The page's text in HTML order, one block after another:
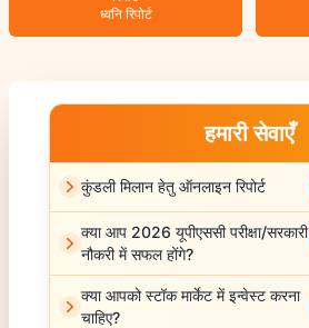
ध्वनि रिपोर्ट
हमारी सेवाएँ
कुंडली मिलान हेतु ऑनलाइन रिपोर्ट
क्या आप 2026 यूपीएससी परीक्षा/सरकारी
नौकरी में सफल होंगे?
क्या आपको स्टॉक मार्केट में इन्वेस्ट करना
चाहिए?